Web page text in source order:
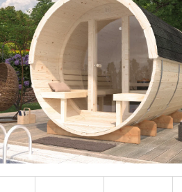
HLEDAT
Doporučujeme
TOM 3,8 M²